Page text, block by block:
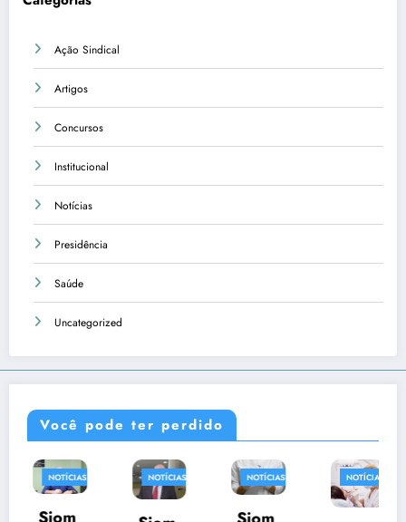
Ação Sindical
Artigos
Concursos
Institucional
Notícias
Presidência
Saúde
Uncategorized
Você pode ter perdido
NOTÍCIAS NOTÍCIAS NOTÍCIAS NOTÍCIAS